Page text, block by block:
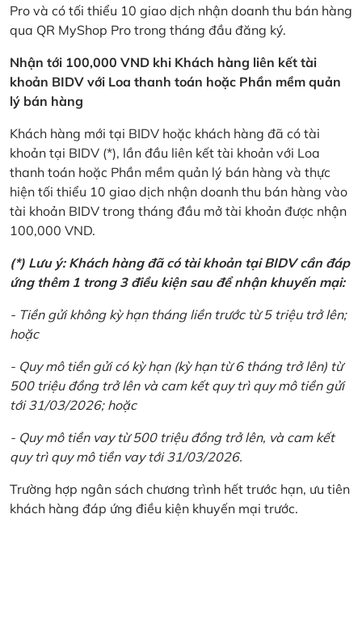
Pro và có tối thiểu 10 giao dịch nhận doanh thu bán hàng
qua QR MyShop Pro trong tháng đầu đăng ký.
Nhận tới 100,000 VND khi Khách hàng liên kết tài
khoản BIDV với Loa thanh toán hoặc Phần mềm quản
lý bán hàng
Khách hàng mới tại BIDV hoặc khách hàng đã có tài
khoản tại BIDV (*), lần đầu liên kết tài khoản với Loa
thanh toán hoặc Phần mềm quản lý bán hàng và thực
hiện tối thiểu 10 giao dịch nhận doanh thu bán hàng vào
tài khoản BIDV trong tháng đầu mở tài khoản được nhận
100,000 VND.
(*) Lưu ý: Khách hàng đã có tài khoản tại BIDV cần đáp
ứng thêm 1 trong 3 điều kiện sau để nhận khuyến mại:
- Tiền gửi không kỳ hạn tháng liền trước từ 5 triệu trở lên;
hoặc
- Quy mô tiền gửi có kỳ hạn (kỳ hạn từ 6 tháng trở lên) từ
500 triệu đồng trở lên và cam kết quy trì quy mô tiền gửi
tới 31/03/2026; hoặc
- Quy mô tiền vay từ 500 triệu đồng trở lên, và cam kết
quy trì quy mô tiền vay tới 31/03/2026.
Trường hợp ngân sách chương trình hết trước hạn, ưu tiên
khách hàng đáp ứng điều kiện khuyến mại trước.